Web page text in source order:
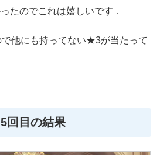
たのでこれは嬉しいです．
他にも持ってない★3が当たって
目の結果